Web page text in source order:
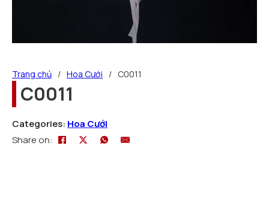
Trang chủ / Hoa Cưới / C0011
C0011
Categories: Hoa Cưới
Share on: